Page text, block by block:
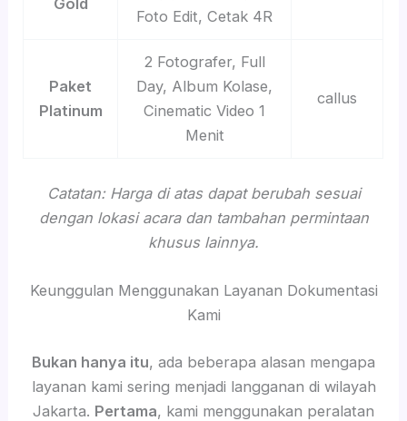
Gold
Foto Edit, Cetak 4R
Paket
Platinum
2 Fotografer, Full
Day, Album Kolase,
Cinematic Video 1
Menit
callus
Catatan: Harga di atas dapat berubah sesuai
dengan lokasi acara dan tambahan permintaan
khusus lainnya.
Keunggulan Menggunakan Layanan Dokumentasi
Kami
Bukan hanya itu, ada beberapa alasan mengapa
layanan kami sering menjadi langganan di wilayah
Jakarta. Pertama, kami menggunakan peralatan